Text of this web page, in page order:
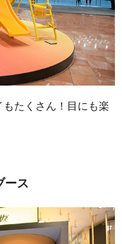
たくさん！目にも楽
ース